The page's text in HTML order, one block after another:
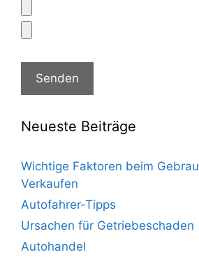
Neueste Beiträge
Wichtige Faktoren beim
Verkaufen
Autofahrer-Tipps
Ursachen für Getriebeschaden
Autohandel